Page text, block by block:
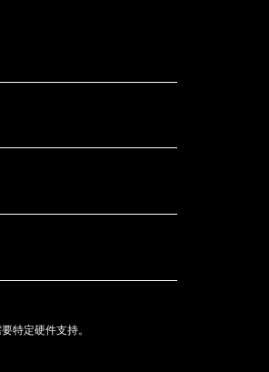
特定硬件支持。